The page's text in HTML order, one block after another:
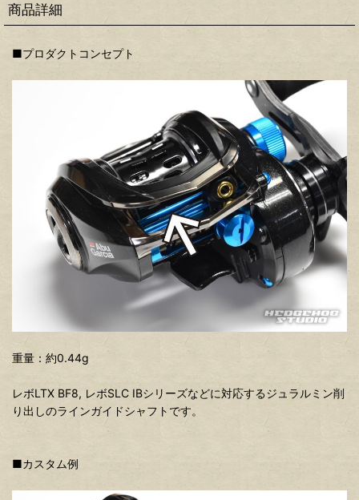
商品詳細
■プロダクトコンセプト
重量：約0.44g
レボLTX BF8, レボSLC IBシリーズなどに対応するジュラルミン削
り出しのラインガイドシャフトです。
■カスタム例